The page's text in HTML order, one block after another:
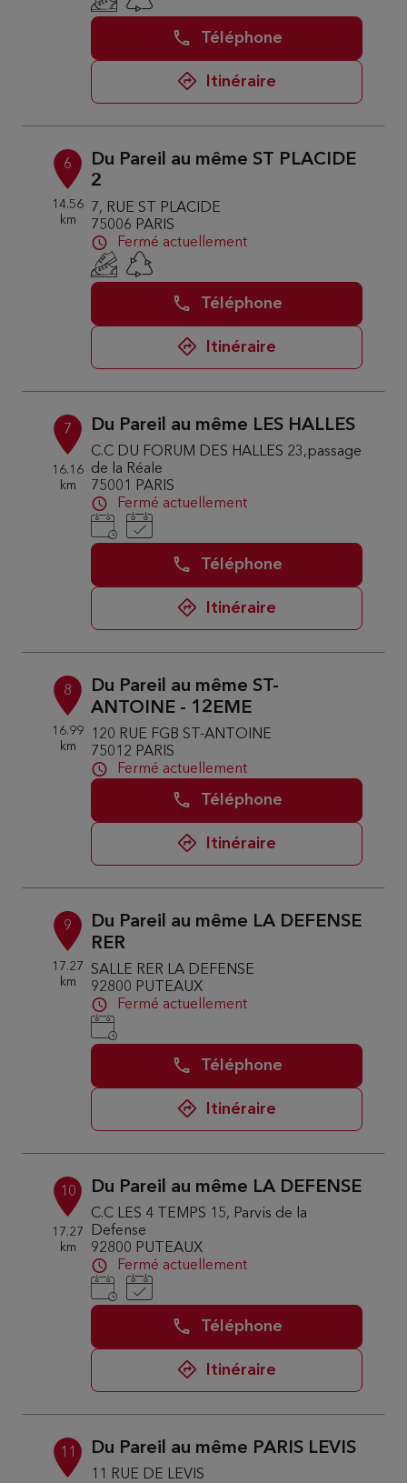
Téléphone
Itinéraire
6
14.56
km
Du Pareil au même ST PLACIDE
2
7, RUE ST PLACIDE
75006 PARIS
Fermé actuellement
Téléphone
Itinéraire
7
16.16
km
Du Pareil au même LES HALLES
C.C DU FORUM DES HALLES 23,passage
de la Réale
75001 PARIS
Fermé actuellement
Téléphone
Itinéraire
8
16.99
km
Du Pareil au même ST-
ANTOINE - 12EME
120 RUE FGB ST-ANTOINE
75012 PARIS
Fermé actuellement
Téléphone
Itinéraire
9
17.27
km
Du Pareil au même LA DEFENSE
RER
SALLE RER LA DEFENSE
92800 PUTEAUX
Fermé actuellement
Téléphone
Itinéraire
10
17.27
km
Du Pareil au même LA DEFENSE
C.C LES 4 TEMPS 15, Parvis de la
Defense
92800 PUTEAUX
Fermé actuellement
Téléphone
Itinéraire
11 Du Pareil au même PARIS LEVIS
11 RUE DE LEVIS